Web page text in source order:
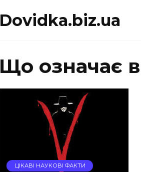
Dovidka.biz.ua
Що означає
ЦІКАВІ НАУКОВІ ФАКТИ